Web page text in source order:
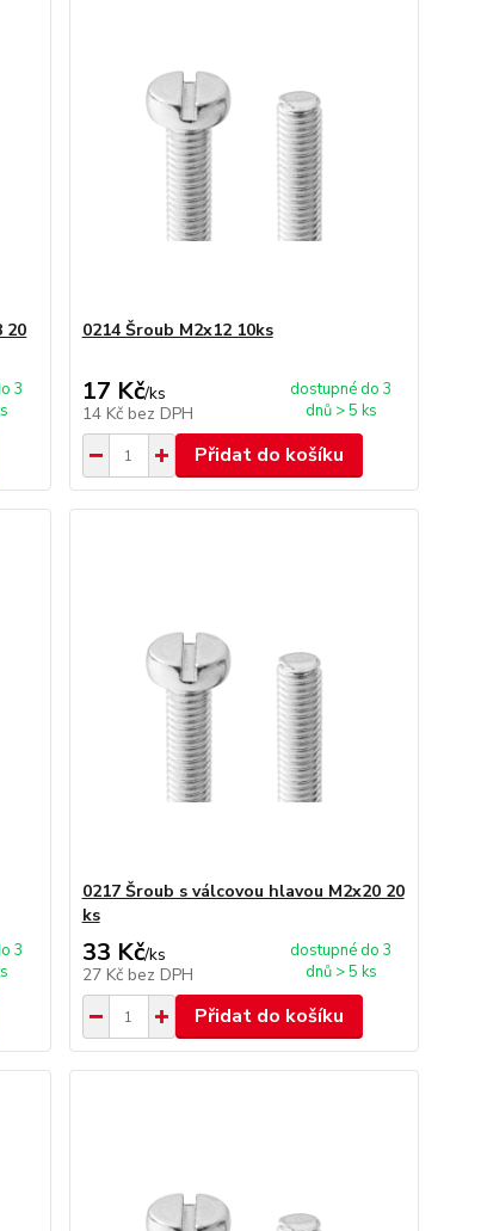
20
3
0214 Šroub M2x12 10ks
17 Kč/ks
14 Kč bez DPH
dostupné do 3
dnů > 5 ks
Přidat do košíku
3
0217 Šroub s válcovou hlavou M2x20 20
ks
33 Kč/ks
27 Kč bez DPH
dostupné do 3
dnů > 5 ks
Přidat do košíku